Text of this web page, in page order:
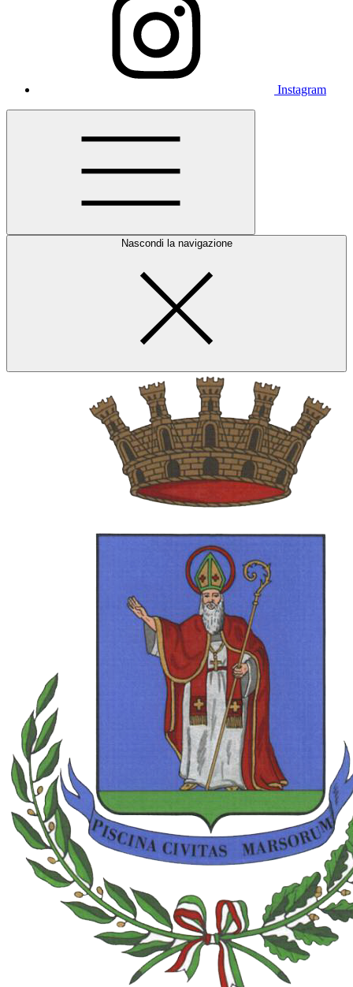
Instagram
Nascondi la navigazione